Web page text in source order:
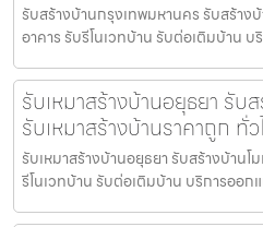
รับสร้างบ้านกรุงเทพมหานคร รับสร้าง
อาคาร รับรีโนเวทบ้าน รับต่อเติมบ้าน บ
รับเหมาสร้างบ้านอยุธยา รับ
รับเหมาสร้างบ้านราคาถูก ทั่
รับเหมาสร้างบ้านอยุธยา รับสร้างบ้านโ
รีโนเวทบ้าน รับต่อเติมบ้าน บริการออก